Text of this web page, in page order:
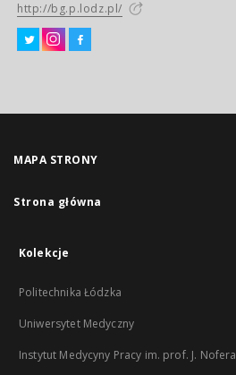
http://bg.p.lodz.pl/
MAPA STRONY
Strona główna
Kolekcje
Politechnika Łódzka
Uniwersytet Medyczny
Instytut Medycyny Pracy im. prof. J. Nofera